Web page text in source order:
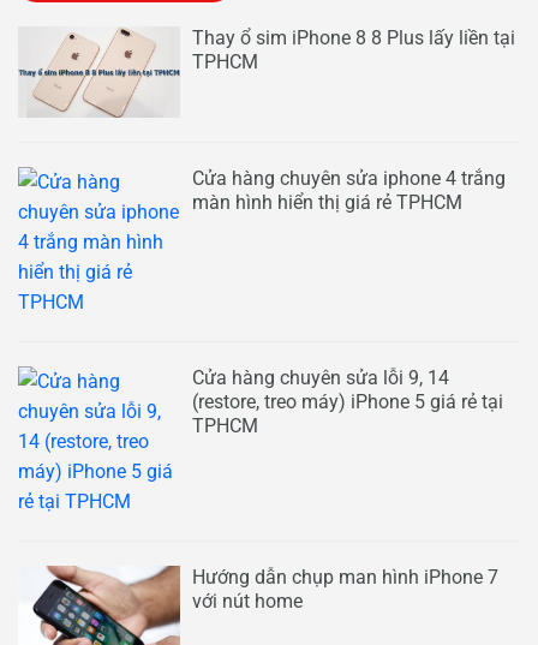
Thay ổ sim iPhone 8 8 Plus lấy liền tại
TPHCM
Cửa hàng chuyên sửa iphone 4 trắng
màn hình hiển thị giá rẻ TPHCM
Cửa hàng chuyên sửa lỗi 9, 14
(restore, treo máy) iPhone 5 giá rẻ tại
TPHCM
Hướng dẫn chụp man hình iPhone 7
với nút home